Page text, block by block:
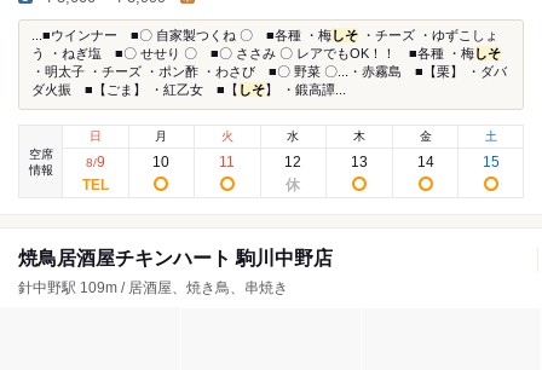
...■ウインナー ■〇 自家製つくね 〇 ■各種 ・梅 しそ ・チーズ ・ゆずこしょ
う ・ねぎ塩 ■〇 せせり 〇 ■〇 ささみ 〇 レアでもOK！！ ■各種 ・梅 しそ
・明太子 ・チーズ ・ポン酢 ・わさび ■〇 野菜 〇...・赤霧島 ■【栗】 ・ダバ
ダ火振 ■【ごま】 ・紅乙女 ■【 しそ】 ・鍛高譚...
空席
情報
日
8/9
月
10
火
11
水
12
木
13
金
14
土
15
焼鳥居酒屋チキンハート 駒川中野店
針中野駅 109m / 居酒屋、焼き鳥、串焼き